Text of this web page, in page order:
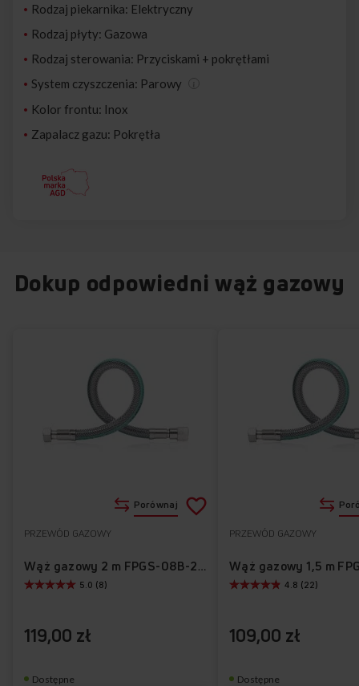
Rodzaj piekarnika: Elektryczny
Rodzaj płyty: Gazowa
Rodzaj sterowania: Przyciskami + pokrętłami
System czyszczenia: Parowy
Kolor frontu: Inox
Zapalacz gazu: Pokrętła
Dokup odpowiedni wąż gazowy
Dostępne
PRZEWÓD GAZOWY
Wąż gazowy 2 m FPGS-08B-200
5.0 (8)
119,00 zł
Porównaj Dodaj
listyulubionych
Dostępne
PRZEWÓD GAZOWY
4.8 (22)
109,00 zł